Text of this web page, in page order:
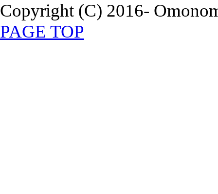
Copyright (C) 2016-
PAGE TOP